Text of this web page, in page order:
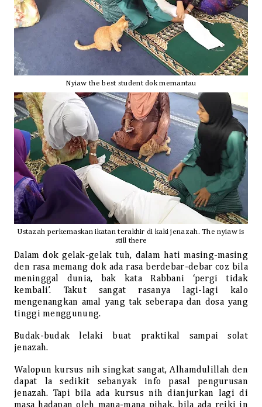
Nyiaw the best student dok memantau
Ustazah perkemaskan ikatan terakhir di kaki jenazah. The nyiaw is
still there
Dalam dok gelak-gelak tuh, dalam hati masing-masing
den rasa memang dok ada rasa berdebar-debar coz bila
meninggal dunia, bak kata Rabbani ‘pergi tidak
kembali’. Takut sangat rasanya lagi-lagi kalo
mengenangkan amal yang tak seberapa dan dosa yang
tinggi menggunung.
Budak-budak lelaki buat praktikal sampai solat
jenazah.
Walopun kursus nih singkat sangat, Alhamdulillah den
dapat la sedikit sebanyak info pasal pengurusan
jenazah. Tapi bila ada kursus nih dianjurkan lagi di